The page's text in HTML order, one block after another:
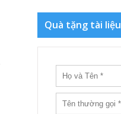
Quà tặng tài liệu